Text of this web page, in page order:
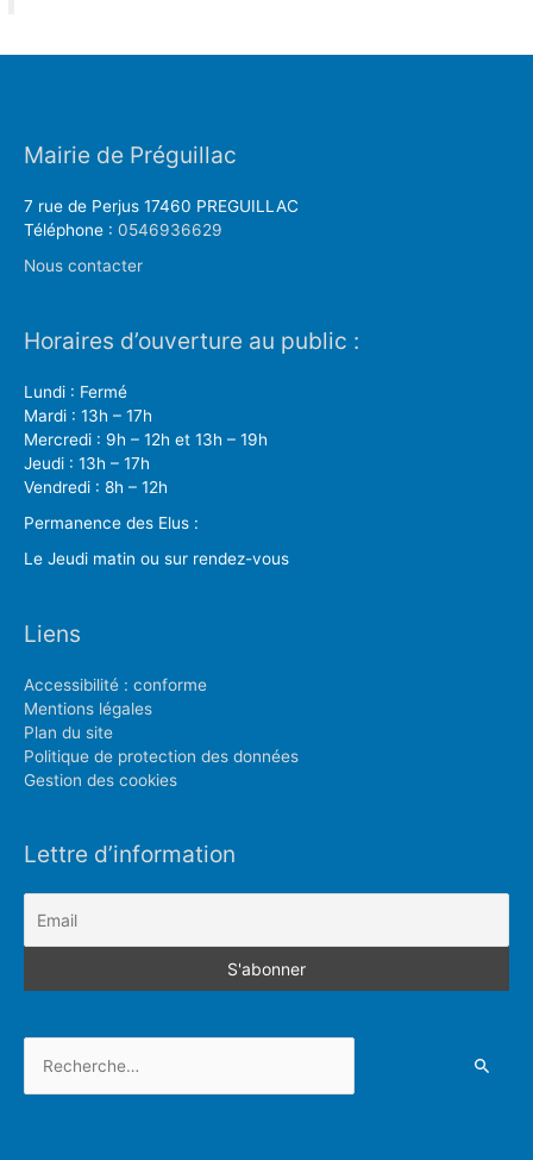
Mairie de Préguillac
7 rue de Perjus 17460 PREGUILLAC
Téléphone : 0546936629
Nous contacter
Horaires d’ouverture au public :
Lundi : Fermé
Mardi : 13h – 17h
Mercredi : 9h – 12h et 13h – 19h
Jeudi : 13h – 17h
Vendredi : 8h – 12h
Permanence des Elus :
Le Jeudi matin ou sur rendez-vous
Liens
Accessibilité : conforme
Mentions légales
Plan du site
Politique de protection des données
Gestion des cookies
Lettre d’information